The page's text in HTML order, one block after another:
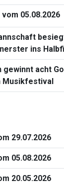
05.08.2026
ins
acht
Musikfestival
29.07.2026
05.08.2026
20.05.2026